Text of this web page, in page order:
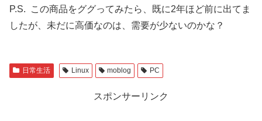
P.S. この商品をググってみたら、既に2年ほど前に出てま
したが、未だに高価なのは、需要が少ないのかな？
日常生活 Linux moblog PC
スポンサーリンク